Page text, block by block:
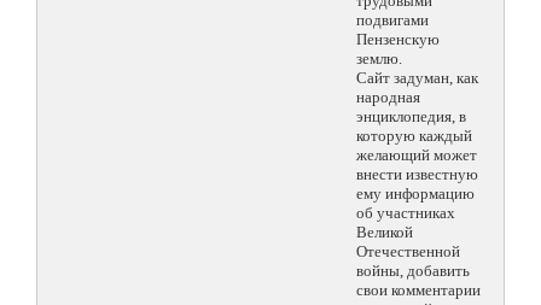
подвигами
Пензенскую
землю.
Сайт задуман, как
народная
энциклопедия, в
которую каждый
желающий может
внести известную
ему информацию
об участниках
Великой
Отечественной
войны, добавить
свои комментарии